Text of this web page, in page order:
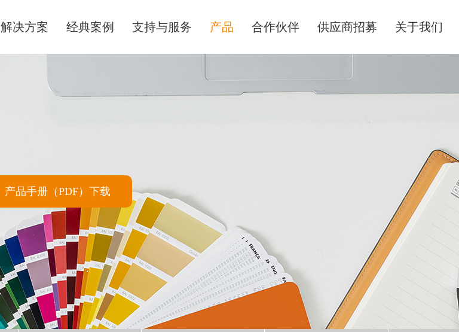
解决方案 经典案例 支持与服务 产品 合作伙伴 供应商招募 关于我们
产品手册（PDF）下载